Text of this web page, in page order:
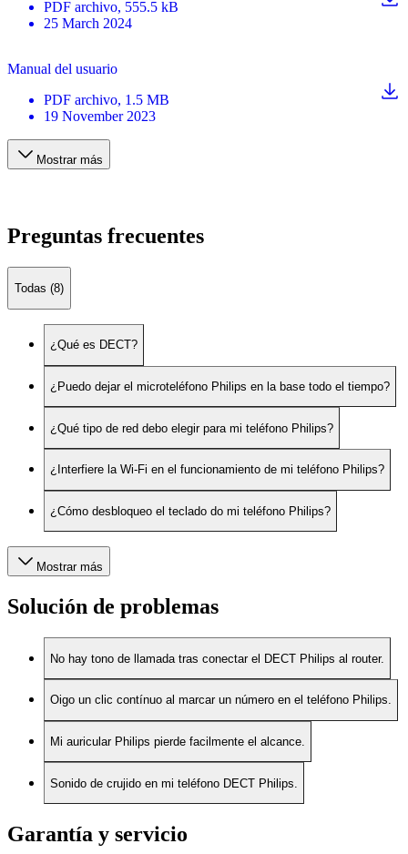
PDF archivo, 555.5 kB
25 March 2024
Manual del usuario
PDF archivo, 1.5 MB
19 November 2023
Mostrar más
Preguntas frecuentes
Todas (8)
¿Qué es DECT?
¿Puedo dejar el microteléfono Philips en la base todo el tiempo?
¿Qué tipo de red debo elegir para mi teléfono Philips?
¿Interfiere la Wi-Fi en el funcionamiento de mi teléfono Philips?
¿Cómo desbloqueo el teclado do mi teléfono Philips?
Mostrar más
Solución de problemas
No hay tono de llamada tras conectar el DECT Philips al router.
Oigo un clic contínuo al marcar un número en el teléfono Philips.
Mi auricular Philips pierde facilmente el alcance.
Sonido de crujido en mi teléfono DECT Philips.
Garantía y servicio